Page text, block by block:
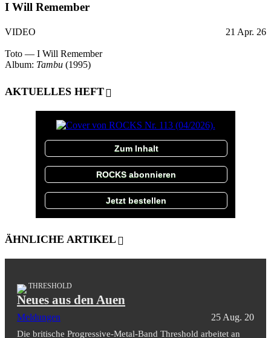
I Will Remember
VIDEO 21 Apr. 26
Toto — I Will Remember
Album: Tambu (1995)
AKTUELLES HEFT
Zum Inhalt
ROCKS abonnieren
Jetzt bestellen
ÄHNLICHE ARTIKEL
THRESHOLD
Neues aus den Auen
Meldungen 25 Aug. 20
Die britische Progressive-Metal-Band Threshold arbeitet an